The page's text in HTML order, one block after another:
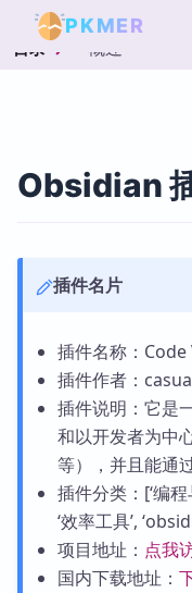
PKMER
目录 概述
Obsidian
插件名片
插件名称：Code
插件作者：
插件说明：它是
和以开发者为中
等），并且能通
插件分类：[‘编程
‘效率工具’,
项目地址： 点我
国内下载地址：